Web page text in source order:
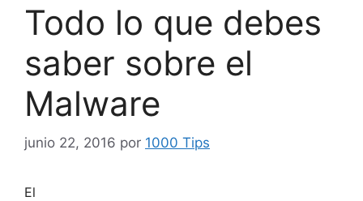
Todo lo que debes
saber sobre el
Malware
junio 22, 2016 por 1000 Tips
El